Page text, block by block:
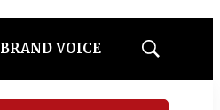
BRAND VOICE
Mostrar